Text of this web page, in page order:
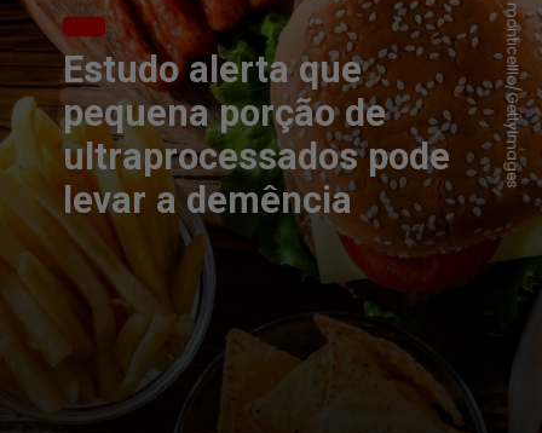
Estudo alerta que
pequena porção de
ultraprocessados pode
levar a demência
monticelllo/GettyImages